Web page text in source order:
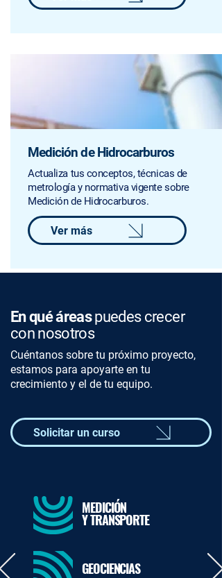
Medición de Hidrocarburos
Actualiza tus conceptos, técnicas de
metrología y normativa vigente sobre
Medición de Hidrocarburos.
Ver más
En qué áreaspuedes crecer
con nosotros
Cuéntanos sobre tu próximo proyecto,
estamos para apoyarte en tu
crecimiento y el de tu equipo.
Solicitar un curso
MEDICIÓN
Y TRANSPORTE
GEOCIENCIAS